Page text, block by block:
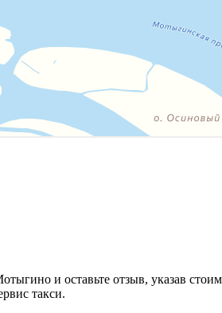
и оставьте отзыв, указав
такси.